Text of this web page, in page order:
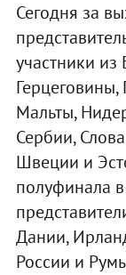
Сегодня за
участники из
Мальты,
Сербии,
Швеции и
полуфинала
Дании,
России и